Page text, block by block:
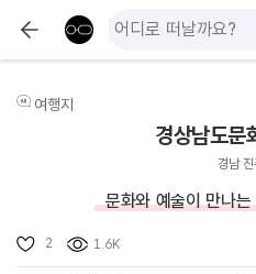
여행지
경상남도문
경남 진
문화와 예술이 만나
2 1.6K